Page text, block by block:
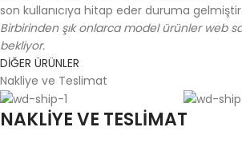
son kullanıcıya hitap eder duruma gelmiştir.
Birbirinden şık onlarca model ürünler web
bekliyor.
DİĞER ÜRÜNLER
Nakliye ve Teslimat
NAKLİYE VE TESLİMAT